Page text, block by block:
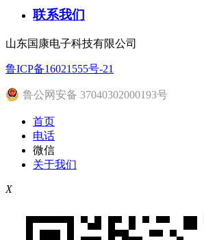
联系我们
山东国康电子科技有限公司
鲁ICP备16021555号-21
鲁公网安备 37040302000193号
首页
电话
微信
关于我们
X